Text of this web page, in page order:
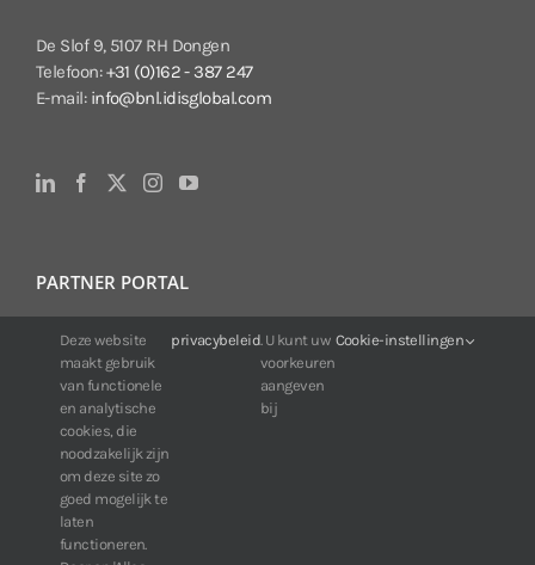
De Slof 9, 5107 RH Dongen
Telefoon:+31 (0)162 - 387 247
E-mail: info@bnl.idisglobal.com
PARTNER PORTAL
Voor klanten van IDIS:
24/7 beschikbaarheid, altijd en overal.
Web:https://portal.idisglobal.solutions
TOP DOWNLOADS
Software IDIS Center V7.1.0
Deze website
maakt gebruik
van functionele
en analytische
cookies, die
noodzakelijk zijn
om deze site zo
goed mogelijk te
laten
functioneren.
privacybeleid. U kunt uw
voorkeuren
aangeven
bij
Cookie-instellingen